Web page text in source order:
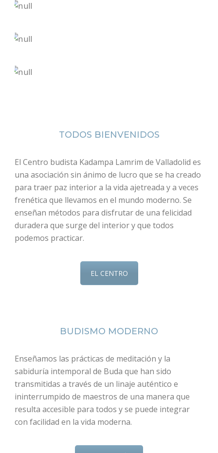
TODOS BIENVENIDOS
El Centro budista Kadampa Lamrim de Valladolid es
una asociación sin ánimo de lucro que se ha creado
para traer paz interior a la vida ajetreada y a veces
frenética que llevamos en el mundo moderno. Se
enseñan métodos para disfrutar de una felicidad
duradera que surge del interior y que todos
podemos practicar.
EL CENTRO
BUDISMO MODERNO
Enseñamos las prácticas de meditación y la
sabiduría intemporal de Buda que han sido
transmitidas a través de un linaje auténtico e
ininterrumpido de maestros de una manera que
resulta accesible para todos y se puede integrar
con facilidad en la vida moderna.